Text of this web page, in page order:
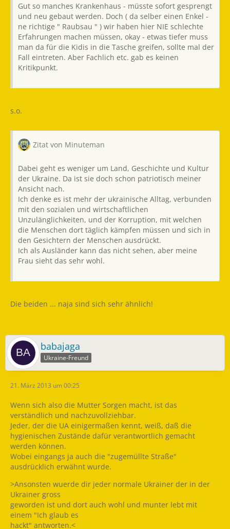
Gut so manches Krankenhaus - müsste sofort gesprengt
und neu gebaut werden. Doch ( da selber einen Enkel -
ne richtige " Raubsau " ) wir haben hier NIE schlechte
Erfahrungen machen müssen, okay - etwas tiefer muss
man da für die Kidis in die Tasche greifen, sollte mal der
Fall eintreten. Aber Fachlich etc. gab es keinen
Kritikpunkt.
s.o.
Zitat von Minuteman
Dabei geht es weniger um Land, Geschichte und Kultur
der Ukraine. Da ist sie doch schon patriotisch meiner
Ansicht nach.
Ich denke es ist mehr der ukrainische Alltag, verbunden
mit den sozialen und wirtschaftlichen
Unzulänglichkeiten, und der Korruption, mit welchen
die Menschen dort täglich kämpfen müssen und sich in
den Gesichtern der Menschen ausdrückt.
Ich als Ausländer kann das nicht sehen, aber meine
Frau sieht das sehr wohl.
Die beiden ... naja sind sich sehr ähnlich!
babajaga
Ukraine-Freund
21. März 2013 um 00:25
Wenn sich also die Mutter Sorgen macht, ist das
verständlich und nachzuvollziehbar.
Jeder, der die UA einigermaßen kennt, weiß, daß die
hygienischen Zustände dafür verantwortlich gemacht
werden können.
Wobei eingangs ja auch die "zugemüllte Straße"
ausdrücklich erwähnt wurde.
>Ansonsten wuerde dir jeder normale Ukrainer der in der
Ukrainer gross
geworden ist und dort auch wohl und munter lebt mit
einem "Ich glaub es
hackt" antworten.<